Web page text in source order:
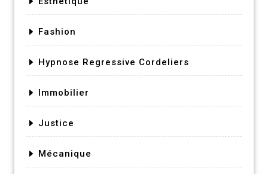
Fashion
Hypnose Regressive Cordeliers
Immobilier
Justice
Mécanique